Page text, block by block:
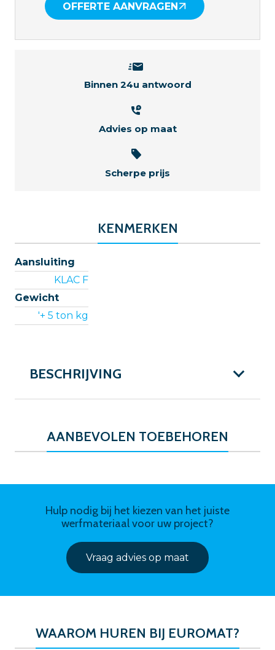
OFFERTE AANVRAGEN
Binnen 24u antwoord
Advies op maat
Scherpe prijs
KENMERKEN
Aansluiting
KLAC F
Gewicht
'+ 5 ton kg
BESCHRIJVING
AANBEVOLEN TOEBEHOREN
Hulp nodig bij het kiezen van het juiste
werfmateriaal voor uw project?
Vraag advies op maat
WAAROM HUREN BIJ EUROMAT?